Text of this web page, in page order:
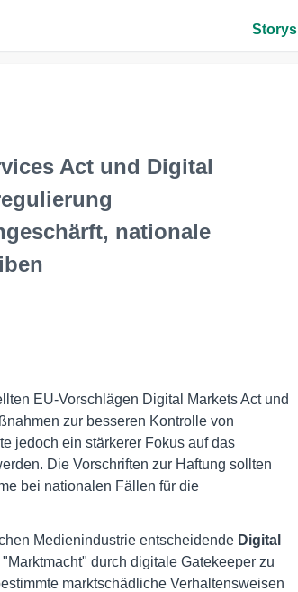
Storys
Act und Digital
nationale
EU-Vorschlägen Digital Markets Act und
zur besseren Kontrolle von
jedoch ein stärkerer Fokus auf das
Die Vorschriften zur Haftung sollten
bei nationalen Fällen für die
Medienindustrie entscheidende Digital
durch digitale Gatekeeper zu
marktschädliche Verhaltensweisen